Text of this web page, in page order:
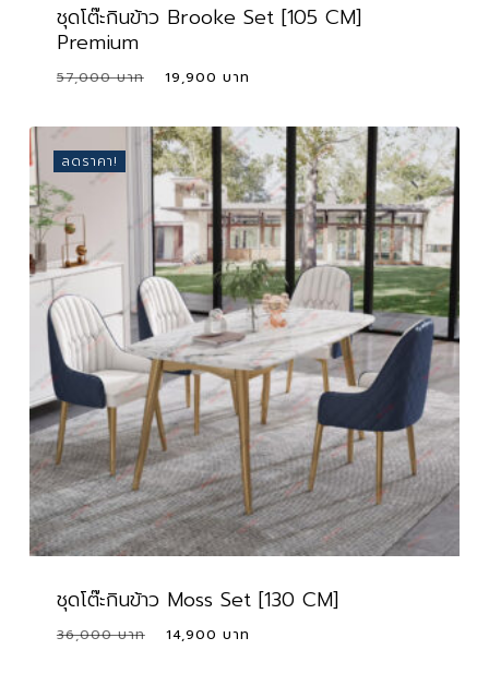
ชุดโต๊ะกินข้าว Brooke Set [105 CM]
Premium
57,000
Original
was:
57,000 ฿.
19,900
is:
19,900 ฿.
ลดราคา!
ชุดโต๊ะกินข้าว Moss Set [130 CM]
36,000
Original
14,900